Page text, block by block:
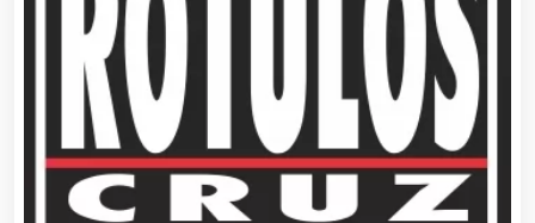
Aseguradoras
Asesores Técnicos